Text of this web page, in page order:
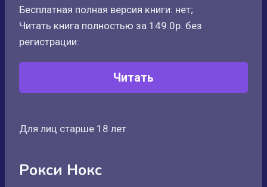
Бесплатная полная версия книги: нет;
Читать книга полностью за 149.0р. без
регистрации:
Читать
Для лиц старше 18 лет
Рокси Нокс